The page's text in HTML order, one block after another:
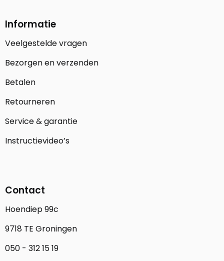
Informatie
Veelgestelde vragen
Bezorgen en verzenden
Betalen
Retourneren
Service & garantie
Instructievideo’s
Contact
Hoendiep 99c
9718 TE Groningen
050 - 312 15 19